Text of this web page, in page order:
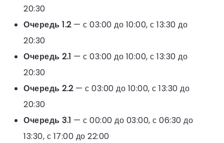
20:30
Очередь 1.2— с 03:00 до 10:00, с 13:30 до
20:30
Очередь 2.1 — с 03:00 до 10:00, с 13:30 до
20:30
Очередь 2.2— с 03:00 до 10:00, с 13:30 до
20:30
Очередь 3.1 — с 00:00 до 03:00, с 06:30 до
13:30, с 17:00 до 22:00